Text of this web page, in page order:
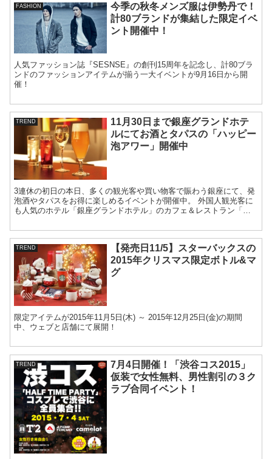
FASHION
今季の秋冬メンズ服は伊勢丹で！
計80ブランドが集結した限定イベ
ント開催中！
人気ファッション誌『SESNSE』の創刊15周年を記念し、計80ブラ
ンドのファッションアイテムが揃う一大イベントが9月16日から開
催！
TREND
11月30日まで銀座グランドホテ
ルにてお酒とタパスの「ハッピー
泡アワー」開催中
3連休の初日の本日、多くの観光客や買い物客で賑わう銀座にて、発
泡酒やタパスをお得に楽しめるイベントが開催中。 外国人観光客に
も人気のホテル「銀座グランドホテル」のカフェ＆レストラン「ノ
TREND
【発売日11/5】スターバックスの
2015年クリスマス限定ボトル&マ
グ
限定アイテムが2015年11月5日(木) ～ 2015年12月25日(金)の期間
中、ウェブと店舗にて展開！
TREND
7月4日開催！「渋谷コス2015」
仮装で女性無料、男性割引の３ク
ラブ合同イベント！